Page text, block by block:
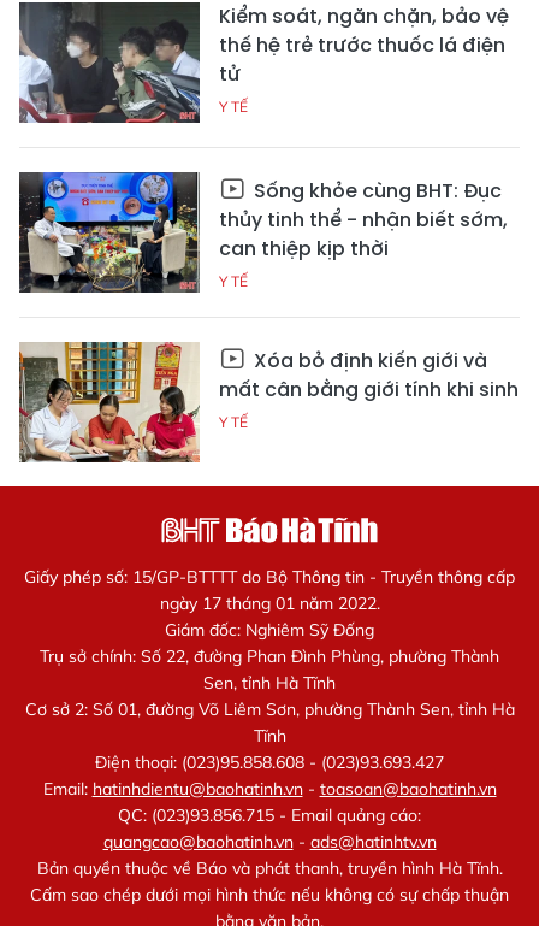
Kiểm soát, ngăn chặn, bảo vệ
thế hệ trẻ trước thuốc lá điện
tử
Y TẾ
Sống khỏe cùng BHT: Đục
thủy tinh thể - nhận biết sớm,
can thiệp kịp thời
Y TẾ
Xóa bỏ định kiến giới và
mất cân bằng giới tính khi sinh
Y TẾ
Giấy phép số: 15/GP-BTTTT do Bộ Thông tin - Truyền thông cấp
ngày 17 tháng 01 năm 2022.
Giám đốc: Nghiêm Sỹ Đống
Trụ sở chính: Số 22, đường Phan Đình Phùng, phường Thành
Sen, tỉnh Hà Tĩnh
Cơ sở 2: Số 01, đường Võ Liêm Sơn, phường Thành Sen, tỉnh Hà
Tĩnh
Điện thoại: (023)95.858.608 - (023)93.693.427
Email: hatinhdientu@baohatinh.vn- toasoan@baohatinh.vn
QC: (023)93.856.715 - Email quảng cáo:
quangcao@baohatinh.vn- ads@hatinhtv.vn
Bản quyền thuộc về Báo và phát thanh, truyền hình Hà Tĩnh.
Cấm sao chép dưới mọi hình thức nếu không có sự chấp thuận
bằng văn bản.